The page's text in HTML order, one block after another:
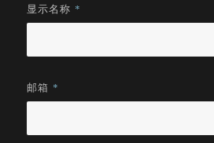
显示名称 *
邮箱 *